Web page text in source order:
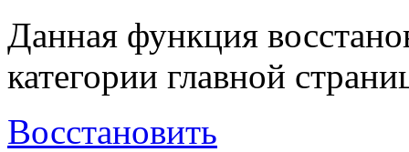
Данная функция
категории главной
Восстановить